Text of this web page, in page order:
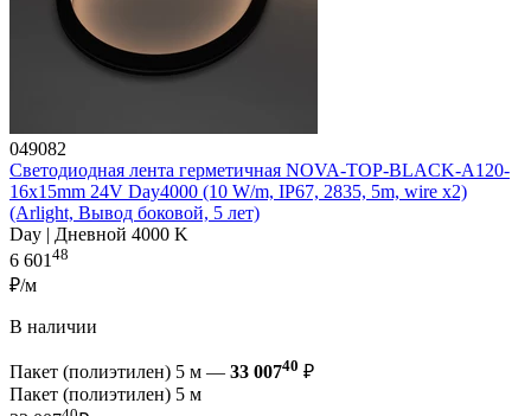
049082
Светодиодная лента герметичная NOVA-TOP-BLACK-A120-
16x15mm 24V Day4000 (10 W/m, IP67, 2835, 5m, wire x2)
(Arlight, Вывод боковой, 5 лет)
Day | Дневной 4000 K
6 601 48
₽/м
В наличии
Пакет (полиэтилен) 5 м — 33 00740 ₽
Пакет (полиэтилен) 5 м